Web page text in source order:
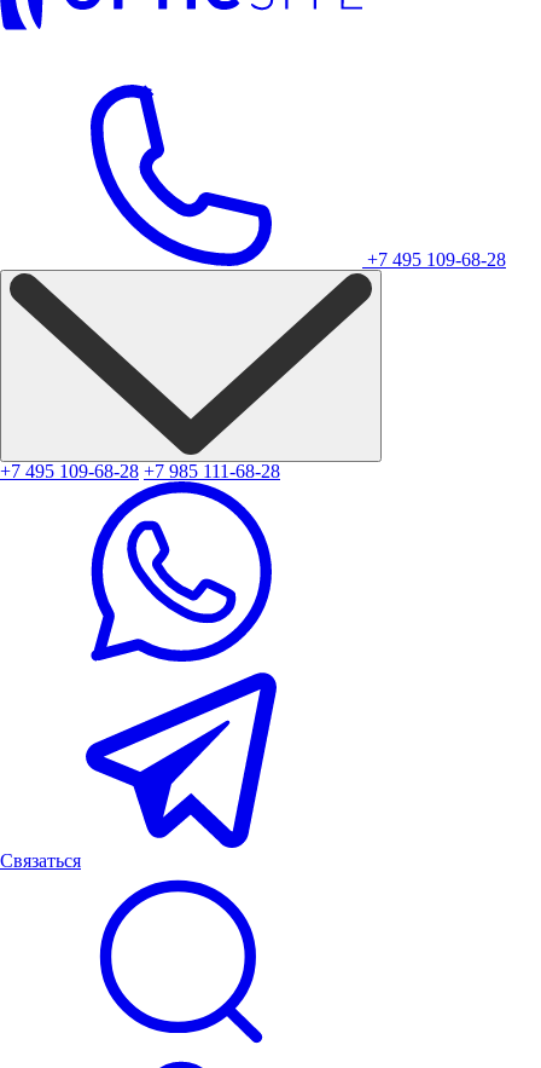
+7 495 109-68-28
+7 495 109-68-28 +7 985 111-68-28
Связаться